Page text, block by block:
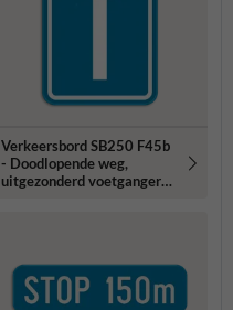
Verkeersbord SB250 F45b
- Doodlopende weg,
uitgezonderd voetgangers